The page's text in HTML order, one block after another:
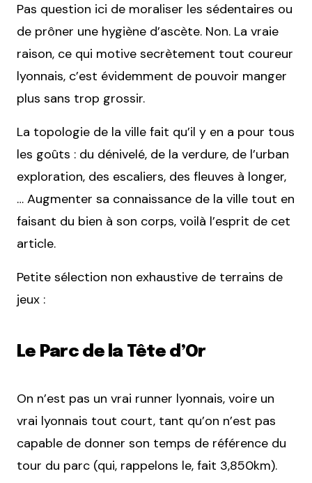
Pas question ici de moraliser les sédentaires ou
de prôner une hygiène d’ascète. Non. La vraie
raison, ce qui motive secrètement tout coureur
lyonnais, c’est évidemment de pouvoir manger
plus sans trop grossir.
La topologie de la ville fait qu’il y en a pour tous
les goûts : du dénivelé, de la verdure, de l’urban
exploration, des escaliers, des fleuves à longer,
… Augmenter sa connaissance de la ville tout en
faisant du bien à son corps, voilà l’esprit de cet
article.
Petite sélection non exhaustive de terrains de
jeux :
Le Parc de la Tête d’Or
On n’est pas un vrai runner lyonnais, voire un
vrai lyonnais tout court, tant qu’on n’est pas
capable de donner son temps de référence du
tour du parc (qui, rappelons le, fait 3,850km).